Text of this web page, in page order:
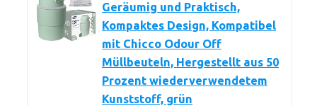
Geräumig und Praktisch,
Kompaktes Design, Kompatibel
mit Chicco Odour Off
Müllbeuteln, Hergestellt aus 50
Prozent wiederverwendetem
Kunststoff, grün